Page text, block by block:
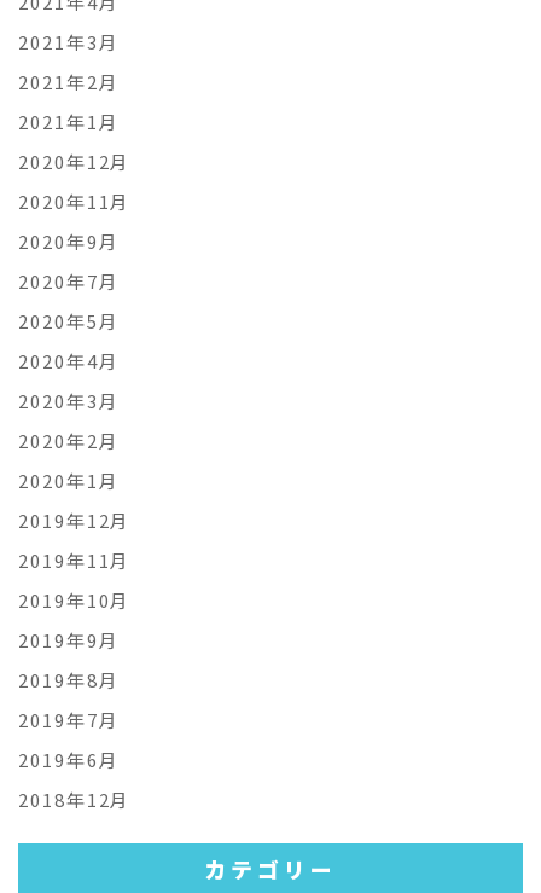
2021年3月
2021年2月
2021年1月
2020年12月
2020年11月
2020年9月
2020年7月
2020年5月
2020年4月
2020年3月
2020年2月
2020年1月
2019年12月
2019年11月
2019年10月
2019年9月
2019年8月
2019年7月
2019年6月
2018年12月
カテゴリー